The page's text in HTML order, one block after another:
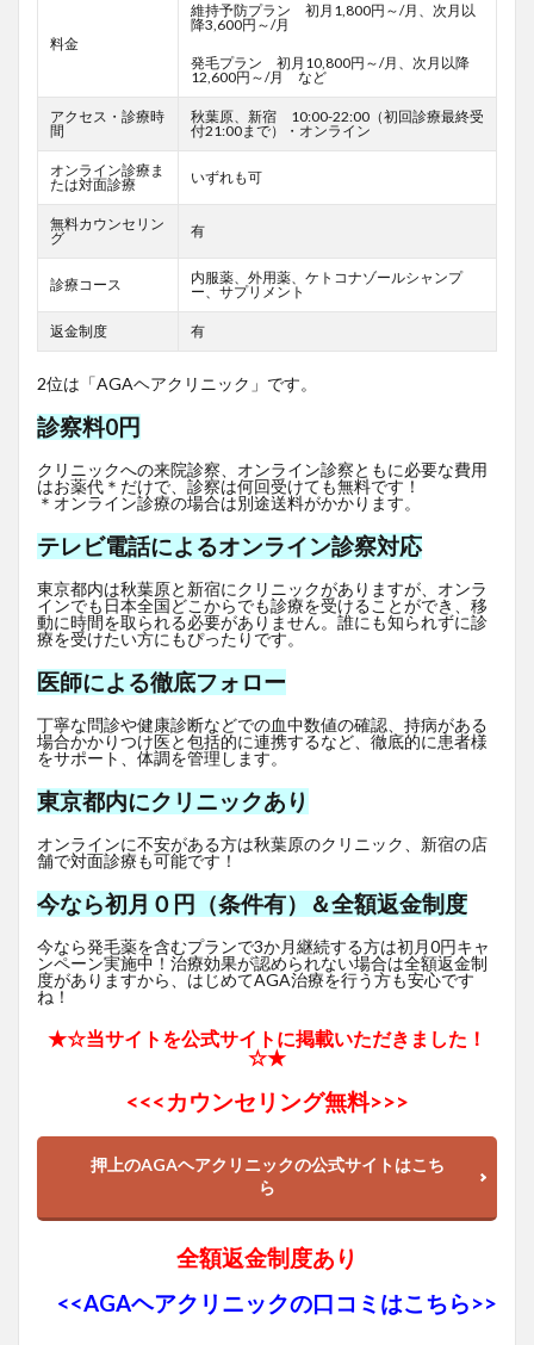
料金
維持予防プラン 初月1,800円～/月、次月以
降3,600円～/月
発毛プラン 初月10,800円～/月、次月以降
12,600円～/月 など
アクセス・診療時
間
秋葉原、新宿 10:00-22:00（初回診療最終受
付21:00まで）・オンライン
オンライン診療ま
たは対面診療
いずれも可
無料カウンセリン
グ
有
診療コース
内服薬、外用薬、ケトコナゾールシャンプ
ー、サプリメント
返金制度 有
2位は「AGAヘアクリニック」です。
診察料0円
クリニックへの来院診察、オンライン診察ともに必要な費用
はお薬代＊だけで、診察は何回受けても無料です！
＊オンライン診療の場合は別途送料がかかります。
テレビ電話によるオンライン診察対応
東京都内は秋葉原と新宿にクリニックがありますが、オンラ
インでも日本全国どこからでも診療を受けることができ、移
動に時間を取られる必要がありません。誰にも知られずに診
療を受けたい方にもぴったりです。
医師による徹底フォロー
丁寧な問診や健康診断などでの血中数値の確認、持病がある
場合かかりつけ医と包括的に連携するなど、徹底的に患者様
をサポート、体調を管理します。
東京都内にクリニックあり
オンラインに不安がある方は秋葉原のクリニック、新宿の店
舗で対面診療も可能です！
今なら初月０円（条件有）＆全額返金制度
今なら発毛薬を含むプランで3か月継続する方は初月0円キャ
ンペーン実施中！治療効果が認められない場合は全額返金制
度がありますから、はじめてAGA治療を行う方も安心です
ね！
★☆当サイトを公式サイトに掲載いただきました！
☆★
<<<カウンセリング無料>>>
押上のAGAヘアクリニックの公式サイトはこち
ら
全額返金制度あり
<<AGAヘアクリニックの口コミはこちら>>